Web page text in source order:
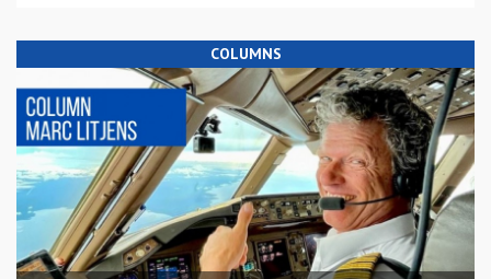
COLUMNS